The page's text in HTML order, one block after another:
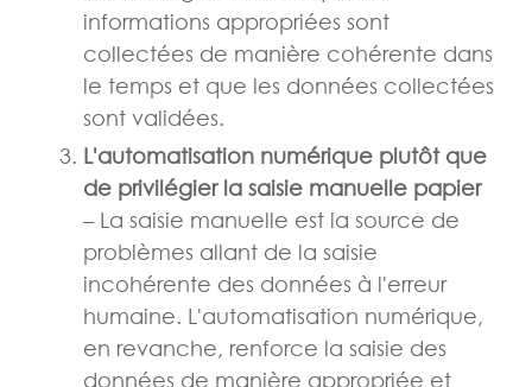
informations appropriées sont
collectées de manière cohérente dans
le temps et que les données collectées
sont validées.
L'automatisation numérique plutôt que
de privilégier la saisie manuelle papier
– La saisie manuelle est la source de
problèmes allant de la saisie
incohérente des données à l'erreur
humaine. L'automatisation numérique,
en revanche, renforce la saisie des
données de manière appropriée et